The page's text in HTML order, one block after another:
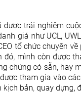
được trải nghiệm
giá như UCL,
tổ chức chuyên
đó, mình còn được
chứng có sẵn, hay
tham gia vào
kịch bản, quay